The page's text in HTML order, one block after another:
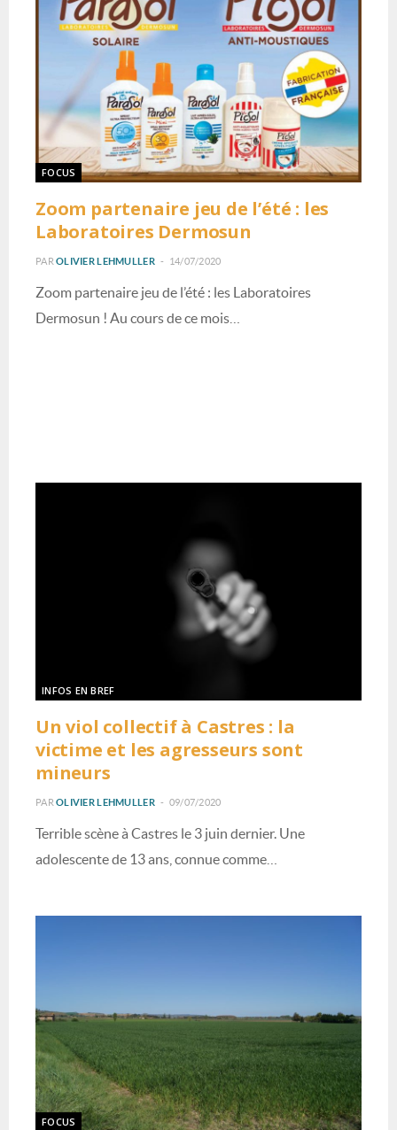
FOCUS
Zoom partenaire jeu de l’été : les
Laboratoires Dermosun
PAR OLIVIER LEHMULLER 14/07/2020
Zoom partenaire jeu de l’été : les Laboratoires
Dermosun ! Au cours de ce mois…
INFOS EN BREF
Un viol collectif à Castres : la
victime et les agresseurs sont
mineurs
PAR OLIVIER LEHMULLER 09/07/2020
Terrible scène à Castres le 3 juin dernier. Une
adolescente de 13 ans, connue comme…
FOCUS